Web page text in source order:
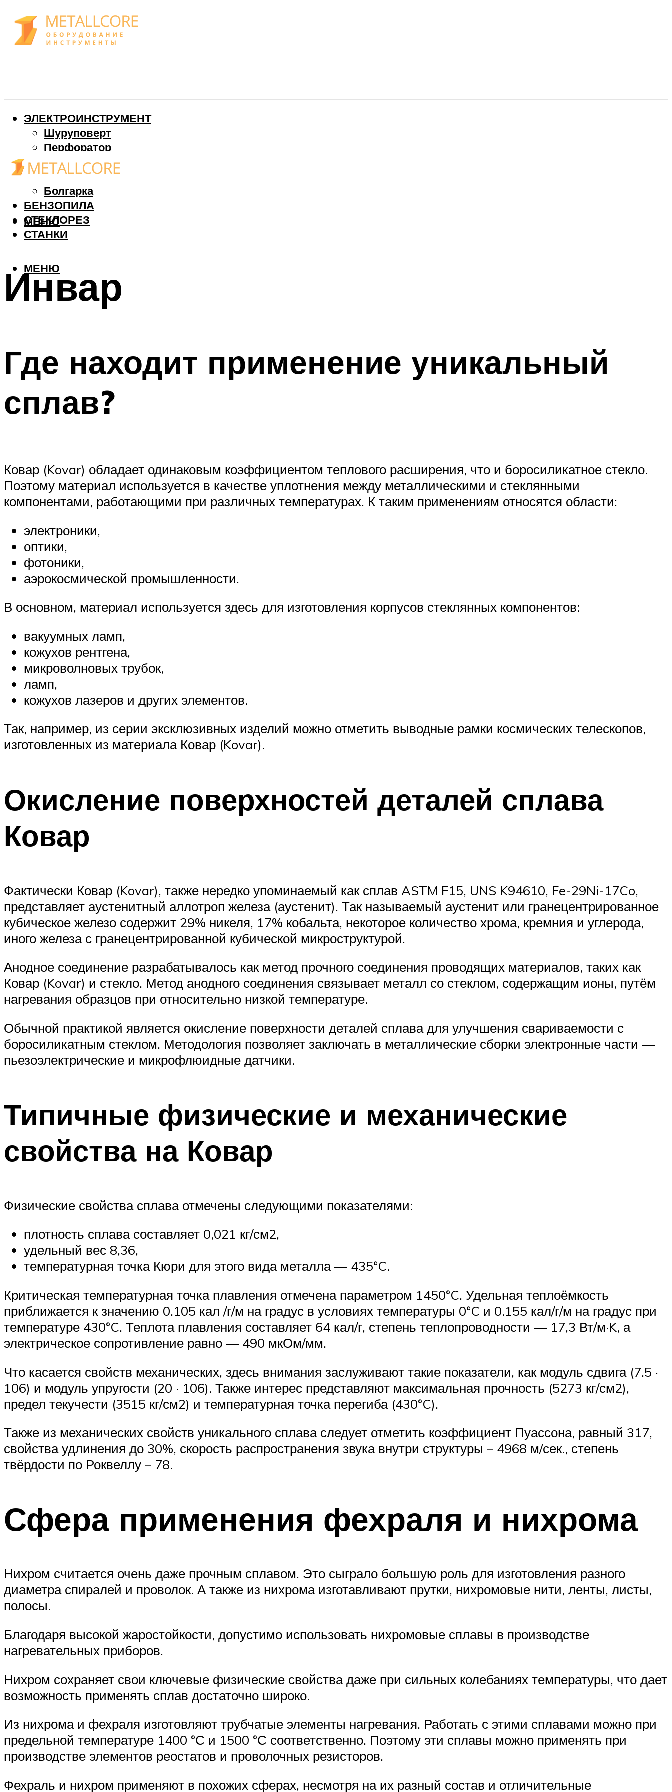
ЭЛЕКТРОИНСТРУМЕНТ
Шуруповерт
Перфоратор
Дрель
Фрезер
Болгарка
БЕНЗОПИЛА
СТЕКЛОРЕЗ
СТАНКИ
МЕНЮ
МЕНЮ
Инвар
Где находит применение уникальный
сплав?
Ковар (Kovar) обладает одинаковым коэффициентом теплового расширения, что и боросиликатное стекло.
Поэтому материал используется в качестве уплотнения между металлическими и стеклянными
компонентами, работающими при различных температурах. К таким применениям относятся области:
электроники,
оптики,
фотоники,
аэрокосмической промышленности.
В основном, материал используется здесь для изготовления корпусов стеклянных компонентов:
вакуумных ламп,
кожухов рентгена,
микроволновых трубок,
ламп,
кожухов лазеров и других элементов.
Так, например, из серии эксклюзивных изделий можно отметить выводные рамки космических телескопов,
изготовленных из материала Ковар (Kovar).
Окисление поверхностей деталей сплава
Ковар
Фактически Ковар (Kovar), также нередко упоминаемый как сплав ASTM F15, UNS K94610, Fe-29Ni-17Co,
представляет аустенитный аллотроп железа (аустенит). Так называемый аустенит или гранецентрированное
кубическое железо содержит 29% никеля, 17% кобальта, некоторое количество хрома, кремния и углерода,
иного железа с гранецентрированной кубической микроструктурой.
Анодное соединение разрабатывалось как метод прочного соединения проводящих материалов, таких как
Ковар (Kovar) и стекло. Метод анодного соединения связывает металл со стеклом, содержащим ионы, путём
нагревания образцов при относительно низкой температуре.
Обычной практикой является окисление поверхности деталей сплава для улучшения свариваемости с
боросиликатным стеклом. Методология позволяет заключать в металлические сборки электронные части —
пьезоэлектрические и микрофлюидные датчики.
Типичные физические и механические
свойства на Ковар
Физические свойства сплава отмечены следующими показателями:
плотность сплава составляет 0,021 кг/см2,
удельный вес 8,36,
температурная точка Кюри для этого вида металла — 435°C.
Критическая температурная точка плавления отмечена параметром 1450°C. Удельная теплоёмкость
приближается к значению 0.105 кал /г/м на градус в условиях температуры 0°C и 0.155 кал/г/м на градус при
температуре 430°C. Теплота плавления составляет 64 кал/г, степень теплопроводности — 17,3 Вт/м·K, а
электрическое сопротивление равно — 490 мкОм/мм.
Что касается свойств механических, здесь внимания заслуживают такие показатели, как модуль сдвига (7.5 ·
106) и модуль упругости (20 · 106). Также интерес представляют максимальная прочность (5273 кг/см2),
предел текучести (3515 кг/см2) и температурная точка перегиба (430°C).
Также из механических свойств уникального сплава следует отметить коэффициент Пуассона, равный 317,
свойства удлинения до 30%, скорость распространения звука внутри структуры – 4968 м/сек., степень
твёрдости по Роквеллу – 78.
Сфера применения фехраля и нихрома
Нихром считается очень даже прочным сплавом. Это сыграло большую роль для изготовления разного
диаметра спиралей и проволок. А также из нихрома изготавливают прутки, нихромовые нити, ленты, листы,
полосы.
Благодаря высокой жаростойкости, допустимо использовать нихромовые сплавы в производстве
нагревательных приборов.
Нихром сохраняет свои ключевые физические свойства даже при сильных колебаниях температуры, что дает
возможность применять сплав достаточно широко.
Из нихрома и фехраля изготовляют трубчатые элементы нагревания. Работать с этими сплавами можно при
предельной температуре 1400 °С и 1500 °С соответственно. Поэтому эти сплавы можно применять при
производстве элементов реостатов и проволочных резисторов.
Фехраль и нихром применяют в похожих сферах, несмотря на их разный состав и отличительные